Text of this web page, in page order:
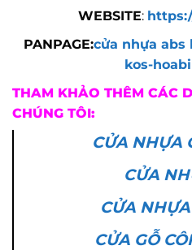
WEBSITE:
PANPAGE:cửa nhựa abs
kos-
THAM KHẢO THÊM CÁC
CHÚNG TÔI:
CỬA NHỰA
CỬA
CỬA
CỬA GỖ